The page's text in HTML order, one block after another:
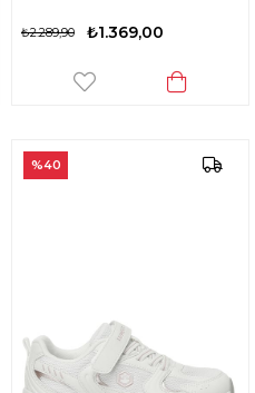
₺1.369,00
₺2.289,90
%40